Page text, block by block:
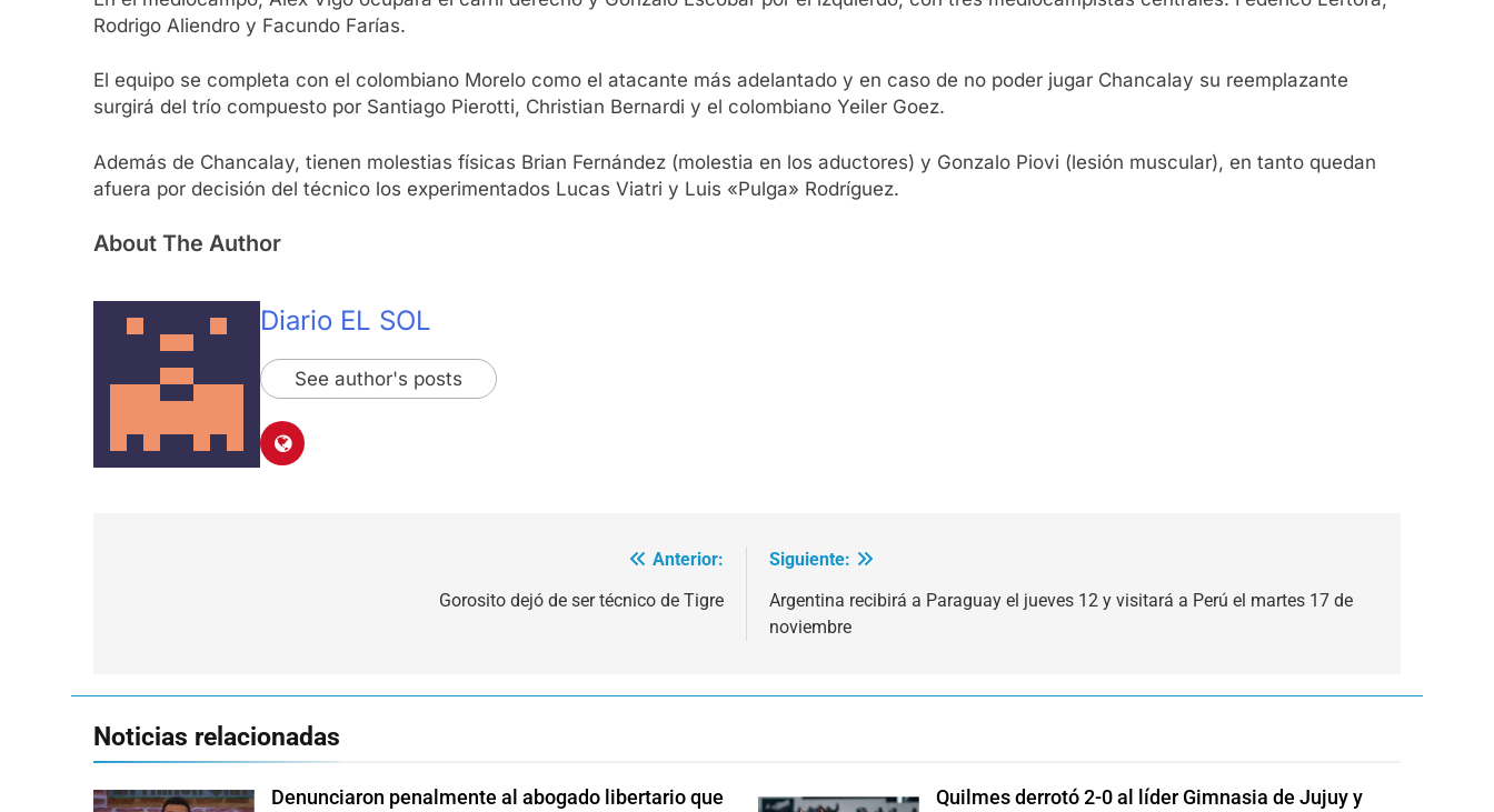
Rodrigo Aliendro y Facundo Farías.
El equipo se completa con el colombiano Morelo como el atacante más adelantado y en caso de no poder jugar Chancalay su reemplazante
surgirá del trío compuesto por Santiago Pierotti, Christian Bernardi y el colombiano Yeiler Goez.
Además de Chancalay, tienen molestias físicas Brian Fernández (molestia en los aductores) y Gonzalo Piovi (lesión muscular), en tanto quedan
afuera por decisión del técnico los experimentados Lucas Viatri y Luis «Pulga» Rodríguez.
About The Author
Diario EL SOL
See author's posts
Anterior:
Gorosito dejó de ser técnico de Tigre
Siguiente:
Argentina recibirá a Paraguay el jueves 12 y visitará a Perú el martes 17 de
noviembre
Noticias relacionadas
Denunciaron penalmente al abogado libertario que Quilmes derrotó 2-0 al líder Gimnasia de Jujuy y